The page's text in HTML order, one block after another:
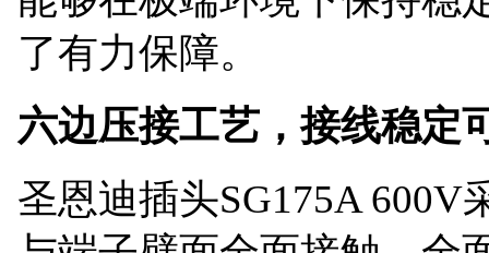
了有力保障。
六边压接工艺，接线稳定
圣恩迪插头SG175A 600V